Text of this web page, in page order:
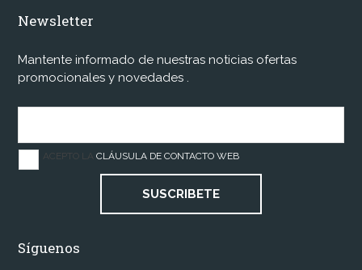
Newsletter
Mantente informado de nuestras noticias ofertas
promocionales y novedades .
ACEPTO LACLÁUSULA DE CONTACTO WEB
SUSCRIBETE
Síguenos